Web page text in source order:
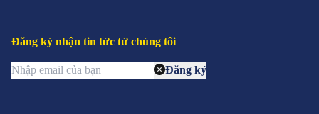
Đăng ký nhận tin tức từ chúng tôi
Đăng ký